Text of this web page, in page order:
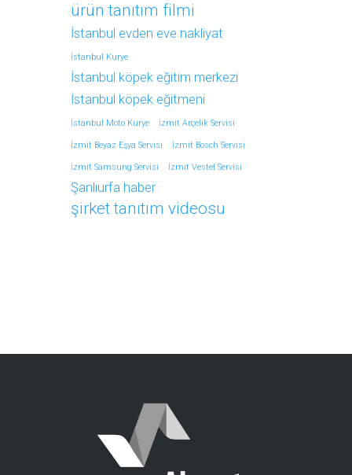
ürün tanıtım filmi
İstanbul evden eve nakliyat
İstanbul Kurye
İstanbul köpek eğitim merkezi
İstanbul köpek eğitmeni
İstanbul Moto Kurye İzmit Arçelik Servisi
İzmit Beyaz Eşya Servisi İzmit Bosch Servisi
İzmit Samsung Servisi İzmit Vestel Servisi
Şanlıurfa haber
şirket tanıtım videosu